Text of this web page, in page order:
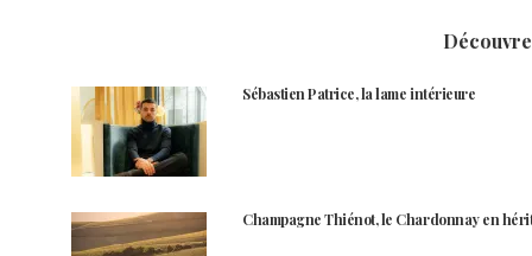
Sébastien Patrice, la lame intérieure
Champagne Thiénot, le Chardonnay en